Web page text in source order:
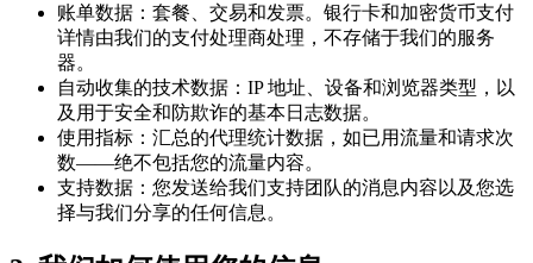
账单数据：套餐、交易和发票。银行卡和加密货币支付
详情由我们的支付处理商处理，不存储于我们的服务
器。
自动收集的技术数据：IP 地址、设备和浏览器类型，以
及用于安全和防欺诈的基本日志数据。
使用指标：汇总的代理统计数据，如已用流量和请求次
数——绝不包括您的流量内容。
支持数据：您发送给我们支持团队的消息内容以及您选
择与我们分享的任何信息。